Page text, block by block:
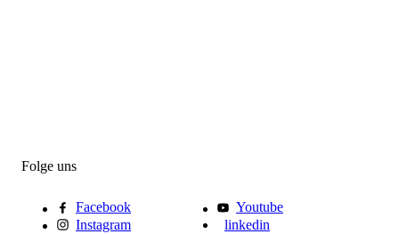
Folge uns
Facebook
Youtube
Instagram
linkedin